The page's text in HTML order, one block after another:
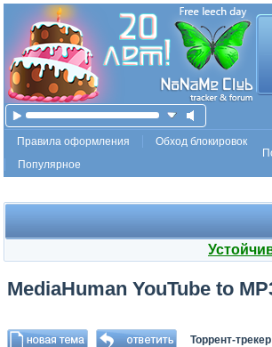
Правила оформления
Обход блокировок
Популярное
MediaHuman YouTube to
Торрент-